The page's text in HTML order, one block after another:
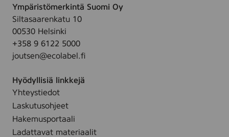
Ympäristömerkintä Suomi Oy
Siltasaarenkatu 10
00530 Helsinki
+358 9 6122 5000
joutsen@ecolabel.fi
Hyödyllisiä linkkejä
Yhteystiedot
Laskutusohjeet
Hakemusportaali
Ladattavat materiaalit